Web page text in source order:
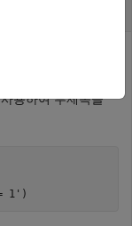
용하여 부제목을
1' )